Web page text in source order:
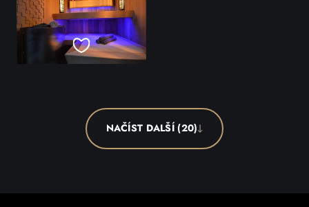
NAČÍST DALŠÍ (20)